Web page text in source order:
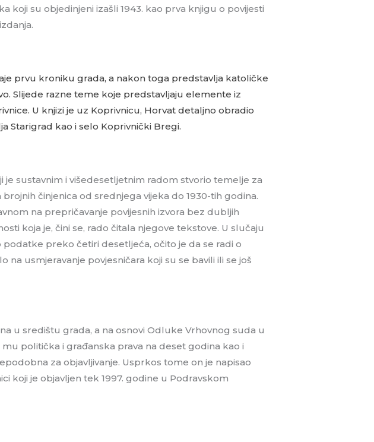
koji su objedinjeni izašli 1943. kao prva knjigu o povijesti
prvu kroniku grada, a nakon toga predstavlja katoličke
Slijede razne teme koje predstavljaju elemente iz
U knjizi je uz Koprivnicu, Horvat detaljno obradio
Starigrad kao i selo Koprivnički Bregi.
sustavnim i višedesetljetnim radom stvorio temelje za
činjenica od srednjega vijeka do 1930-tih godina.
na prepričavanje povijesnih izvora bez dubljih
koja je, čini se, rado čitala njegove tekstove. U slučaju
preko četiri desetljeća, očito je da se radi o
usmjeravanje povjesničara koji su se bavili ili se još
u središtu grada, a na osnovi Odluke Vrhovnog suda u
politička i građanska prava na deset godina kao i
za objavljivanje. Usprkos tome on je napisao
koji je objavljen tek 1997. godine u Podravskom